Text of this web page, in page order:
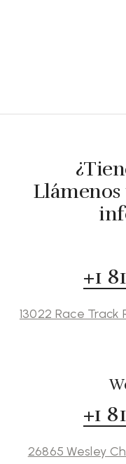
Llámenos
+1
13022 Race Track
+1
26865 Wesley